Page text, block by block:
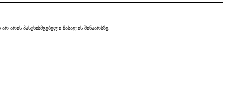
არის პასუხისმგებელი მასალის შინაარსზე.